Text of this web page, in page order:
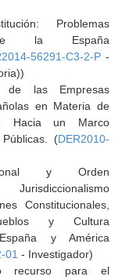
Problemas
de la España
56291-C3-2-P -
de las Empresas
en Materia de
Hacia un Marco
(DER2010-
y Orden
Constitucionales,
y Cultura
y América
01 - Investigador)
recurso para el